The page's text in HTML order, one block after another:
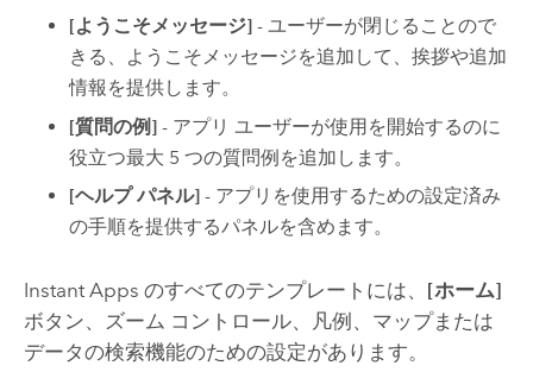
[ようこそメッセージ] - ユーザーが閉じることので
きる、ようこそメッセージを追加して、挨拶や追加
情報を提供します。
[質問の例] - アプリ ユーザーが使用を開始するのに
役立つ最大 5 つの質問例を追加します。
[ヘルプ パネル] - アプリを使用するための設定済み
の手順を提供するパネルを含めます。
Instant Apps のすべてのテンプレートには、 [ホーム]
ボタン、ズーム コントロール、凡例、マップまたは
データの検索機能のための設定があります。